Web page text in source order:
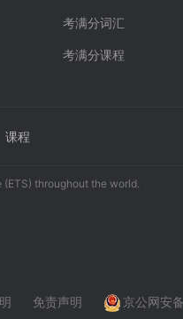
考满分词汇
考满分课程
课程
(ETS) throughout the world.
免责声明 京公网安